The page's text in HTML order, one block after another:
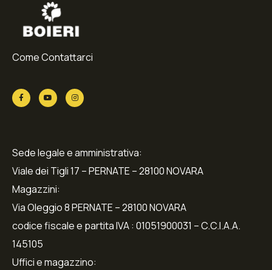
Come Contattarci
Sede legale e amministrativa:
Viale dei Tigli 17 – PERNATE – 28100 NOVARA
Magazzini:
Via Oleggio 8 PERNATE – 28100 NOVARA
codice fiscale e partita IVA : 01051900031 – C.C.I.A.A.
145105
Uffici e magazzino: